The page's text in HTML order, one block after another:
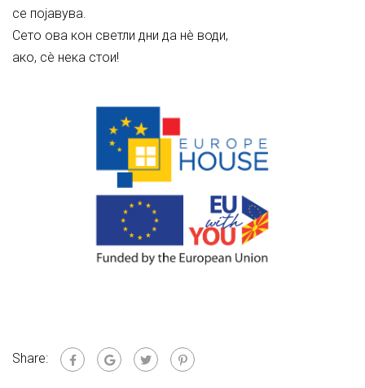
се појавува.
Сето ова кон светли дни да нè води,
ако, сè нека стои!
Share: